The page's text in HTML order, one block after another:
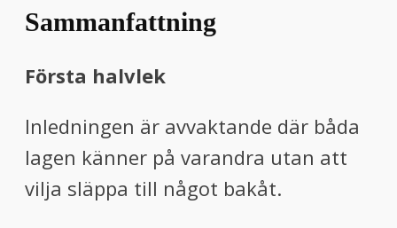
Sammanfattning
Första halvlek
Inledningen är avvaktande där båda
lagen känner på varandra utan att
vilja släppa till något bakåt.